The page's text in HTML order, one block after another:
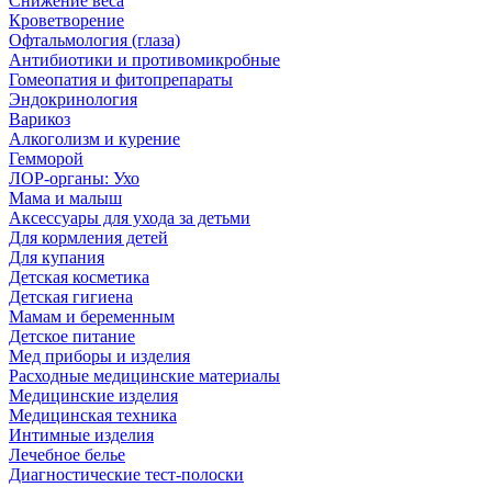
Кроветворение
Офтальмология (глаза)
Антибиотики и противомикробные
Гомеопатия и фитопрепараты
Эндокринология
Варикоз
Алкоголизм и курение
Гемморой
ЛОР-органы: Ухо
Мама и малыш
Аксессуары для ухода за детьми
Для кормления детей
Для купания
Детская косметика
Детская гигиена
Мамам и беременным
Детское питание
Мед приборы и изделия
Расходные медицинские материалы
Медицинские изделия
Медицинская техника
Интимные изделия
Лечебное белье
Диагностические тест-полоски